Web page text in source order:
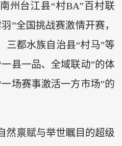
州台江县“村BA”百村联
”全国挑战赛激情开赛，
三都水族自治县“村马”等
县一品、全域联动”的体
场赛事激活一方市场”的
然禀赋与举世瞩目的超级